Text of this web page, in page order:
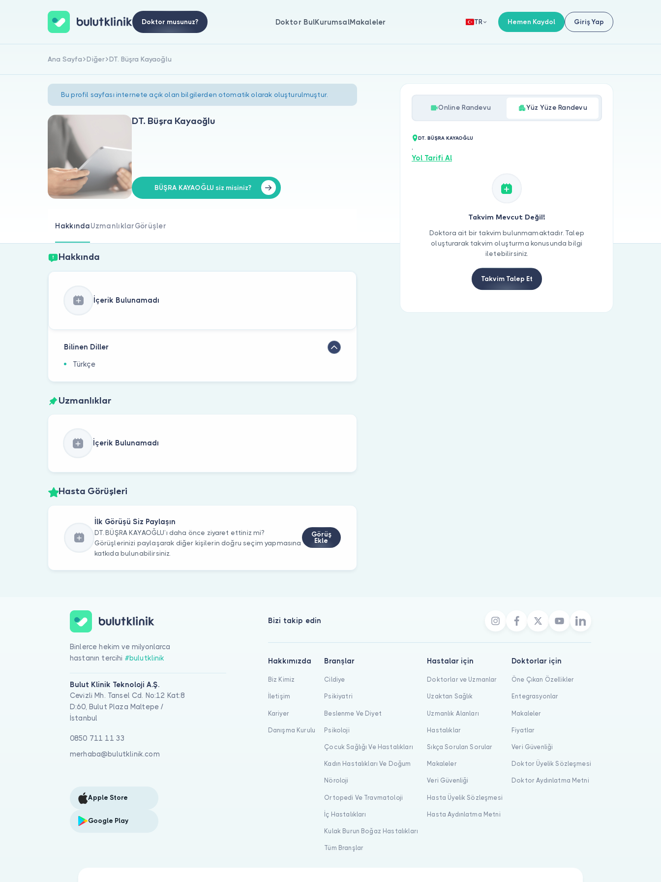
Doktor musunuz? Doktor BulKurumsalMakaleler TR Hemen Kaydol Giriş Yap
Ana Sayfa Diğer DT. Büşra Kayaoğlu
Bu profil sayfası internete açık olan bilgilerden otomatik olarak oluşturulmuştur.
DT. Büşra Kayaoğlu
BÜŞRA KAYAOĞLU siz misiniz?
HakkındaUzmanlıklarGörüşler
Hakkında
İçerik Bulunamadı
Bilinen Diller
Türkçe
Uzmanlıklar
İçerik Bulunamadı
Hasta Görüşleri
İlk Görüşü Siz Paylaşın
DT. BÜŞRA KAYAOĞLU’ı daha önce ziyaret ettiniz mi?
Görüşlerinizi paylaşarak diğer kişilerin doğru seçim yapmasına
katkıda bulunabilirsiniz.
Görüş
Ekle
Online Randevu Yüz Yüze Randevu
DT. BÜŞRA KAYAOĞLU
Yol Tarifi Al
Takvim Mevcut Değil!
Doktora ait bir takvim bulunmamaktadır. Talep
oluşturarak takvim oluşturma konusunda bilgi
iletebilirsiniz.
Takvim Talep Et
Binlerce hekim ve milyonlarca
hastanın tercihi #bulutklinik
Bulut Klinik Teknoloji A.Ş.
Cevizli Mh. Tansel Cd. No:12 Kat:8
D:60, Bulut Plaza Maltepe /
İstanbul
0850 711 11 33
merhaba@bulutklinik.com
Apple Store
Google Play
Bizi takip edin
Hakkımızda
Biz Kimiz
İletişim
Kariyer
Danışma Kurulu
Branşlar
Cildiye
Psikiyatri
Beslenme Ve Diyet
Psikoloji
Çocuk Sağlığı Ve Hastalıkları
Kadın Hastalıkları Ve Doğum
Nöroloji
Ortopedi Ve Travmatoloji
İç Hastalıkları
Kulak Burun Boğaz Hastalıkları
Tüm Branşlar
Hastalar için
Doktorlar ve Uzmanlar
Uzaktan Sağlık
Uzmanlık Alanları
Hastalıklar
Sıkça Sorulan Sorular
Makaleler
Veri Güvenliği
Hasta Üyelik Sözleşmesi
Hasta Aydınlatma Metni
Doktorlar için
Öne Çıkan Özellikler
Entegrasyonlar
Makaleler
Fiyatlar
Veri Güvenliği
Doktor Üyelik Sözleşmesi
Doktor Aydınlatma Metni